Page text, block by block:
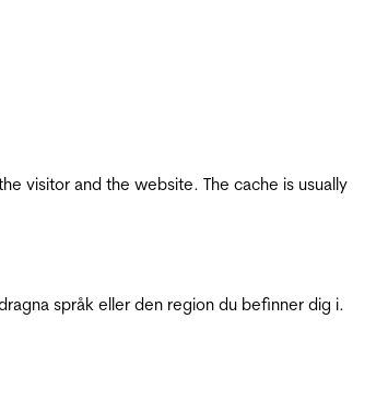
visitor and the website. The cache is usually
språk eller den region du befinner dig i.